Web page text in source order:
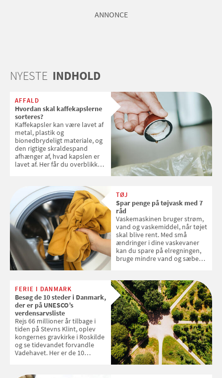
ANNONCE
NYESTE INDHOLD
AFFALD
Hvordan skal kaffekapslerne
sorteres?
Kaffekapsler kan være lavet af
metal, plastik og
bionedbrydeligt materiale, og
den rigtige skraldespand
afhænger af, hvad kapslen er
lavet af. Her får du overblikket
TØJ
Spar penge på tøjvask med 7
råd
Vaskemaskinen bruger strøm,
vand og vaskemiddel, når tøjet
skal blive rent. Med små
ændringer i dine vaskevaner
kan du spare på elregningen,
bruge mindre vand og sæbe
enkle råd til at spare penge på
tøjvasken
FERIE I DANMARK
Besøg de 10 steder i Danmark,
der er på UNESCO’s
verdensarvsliste
Rejs 66 millioner år tilbage i
tiden på Stevns Klint, oplev
kongernes gravkirke i Roskilde
og se tidevandet forvandle
Vadehavet. Her er de 10